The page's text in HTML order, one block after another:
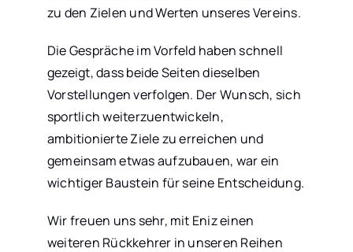
zu den Zielen und Werten unseres Vereins.
Die Gespräche im Vorfeld haben schnell
gezeigt, dass beide Seiten dieselben
Vorstellungen verfolgen. Der Wunsch, sich
sportlich weiterzuentwickeln,
ambitionierte Ziele zu erreichen und
gemeinsam etwas aufzubauen, war ein
wichtiger Baustein für seine Entscheidung.
Wir freuen uns sehr, mit Eniz einen
weiteren Rückkehrer in unseren Reihen